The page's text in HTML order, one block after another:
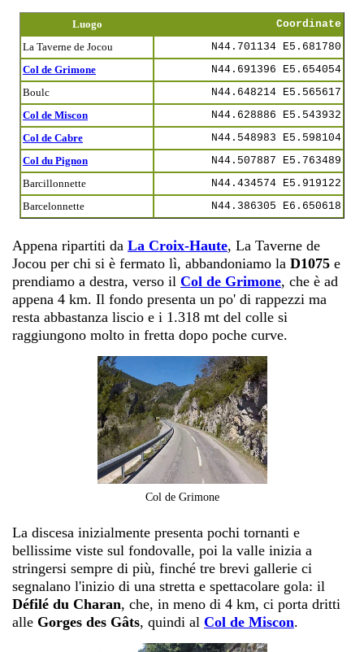
Luogo
Coordinate
La Taverne de Jocou
N44.701134 E5.681780
Col de Grimone
N44.691396 E5.654054
Boulc
N44.648214 E5.565617
Col de Miscon
N44.628886 E5.543932
Col de Cabre
N44.548983 E5.598104
Col du Pignon
N44.507887 E5.763489
Barcillonnette
N44.434574 E5.919122
Barcelonnette
N44.386305 E6.650618
Appena ripartiti da La Croix-Haute, La Taverne de
Jocou per chi si è fermato lì, abbandoniamo la D1075 e
prendiamo a destra, verso il Col de Grimone, che è ad
appena 4 km. Il fondo presenta un po' di rappezzi ma
resta abbastanza liscio e i 1.318 mt del colle si
raggiungono molto in fretta dopo poche curve.
Col de Grimone
La discesa inizialmente presenta pochi tornanti e
bellissime viste sul fondovalle, poi la valle inizia a
stringersi sempre di più, finché tre brevi gallerie ci
segnalano l'inizio di una stretta e spettacolare gola: il
Défilé du Charan, che, in meno di 4 km, ci porta dritti
alle Gorges des Gâts, quindi al Col de Miscon.